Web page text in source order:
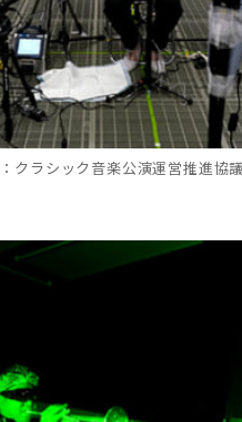
クラシック音楽公演運営推進協